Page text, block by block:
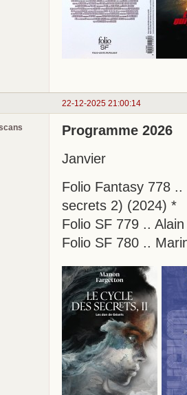
22-12-2025 21:00:14
Programme 2026
Janvier
Folio Fantasy 778
secrets 2) (2024) *
Folio SF 779 ..
Folio SF 780 ..